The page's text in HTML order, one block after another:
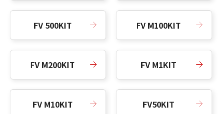
FV 500KIT FV M100KIT
FV M200KIT FV M1KIT
FV M10KIT FV50KIT